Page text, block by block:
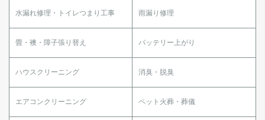
水漏れ修理・トイレつまり工事 雨漏り修理
畳・襖・障子張り替え バッテリー上がり
ハウスクリーニング 消臭・脱臭
エアコンクリーニング ペット火葬・葬儀